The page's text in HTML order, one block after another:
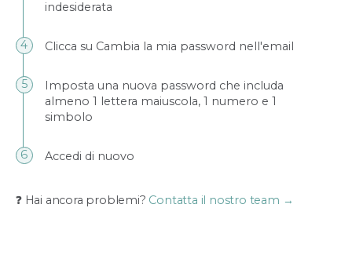
indesiderata
Clicca su Cambia la mia password nell'email
Imposta una nuova password che includa
almeno 1 lettera maiuscola, 1 numero e 1
simbolo
Accedi di nuovo
❓ Hai ancora problemi? Contatta il nostro team →